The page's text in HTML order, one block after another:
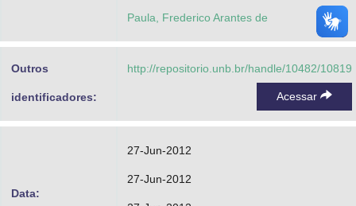
Paula, Frederico Arantes de
Outros
identificadores:
http://repositorio.unb.br/handle/10482/10819
Acessar
Data:
27-Jun-2012
27-Jun-2012